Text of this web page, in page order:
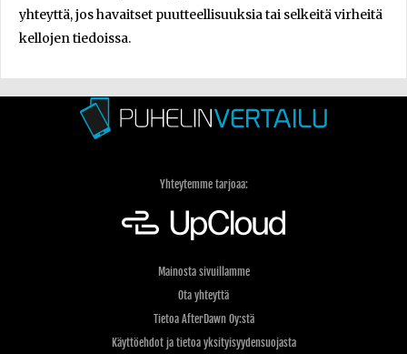
yhteyttä, jos havaitset puutteellisuuksia tai selkeitä virheitä
kellojen tiedoissa.
Yhteytemme tarjoaa:
Mainosta sivuillamme
Ota yhteyttä
Tietoa AfterDawn Oy:stä
Käyttöehdot ja tietoa yksityisyydensuojasta